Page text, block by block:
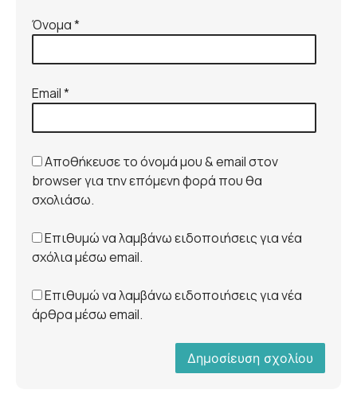
Όνομα*
Email*
Αποθήκευσε το όνομά μου & email στον
browser για την επόμενη φορά που θα
σχολιάσω.
Επιθυμώ να λαμβάνω ειδοποιήσεις για νέα
σχόλια μέσω email.
Επιθυμώ να λαμβάνω ειδοποιήσεις για νέα
άρθρα μέσω email.